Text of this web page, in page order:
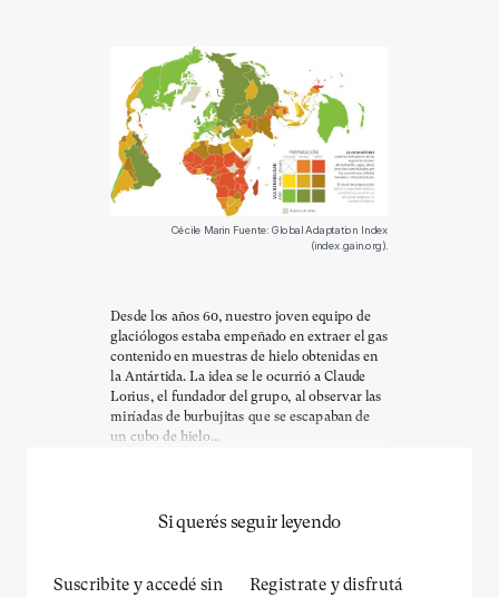
Cécile Marin Fuente: Global Adaptation Index
(index.gain.org).
Desde los años 60, nuestro joven equipo de
glaciólogos estaba empeñado en extraer el gas
contenido en muestras de hielo obtenidas en
la Antártida. La idea se le ocurrió a Claude
Lorius, el fundador del grupo, al observar las
miríadas de burbujitas que se escapaban de
un cubo de hielo...
Si querés seguir leyendo
Suscribite y accedé sin Registrate y disfrutá